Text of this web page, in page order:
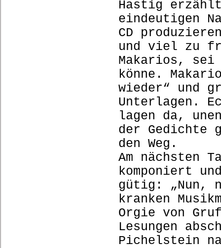
Hastig
eindeutigen
CD
und viel zu
Makarios,
könne.
wieder“ und
Unterlagen.
lagen da,
der Gedichte
den Weg.
Am nächsten
komponiert
gütig: „Nun,
kranken
Orgie von
Lesungen
Pichelstein